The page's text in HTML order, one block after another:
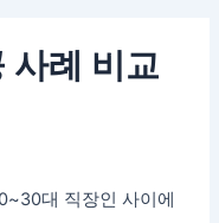
사례 비교
대 직장인 사이에